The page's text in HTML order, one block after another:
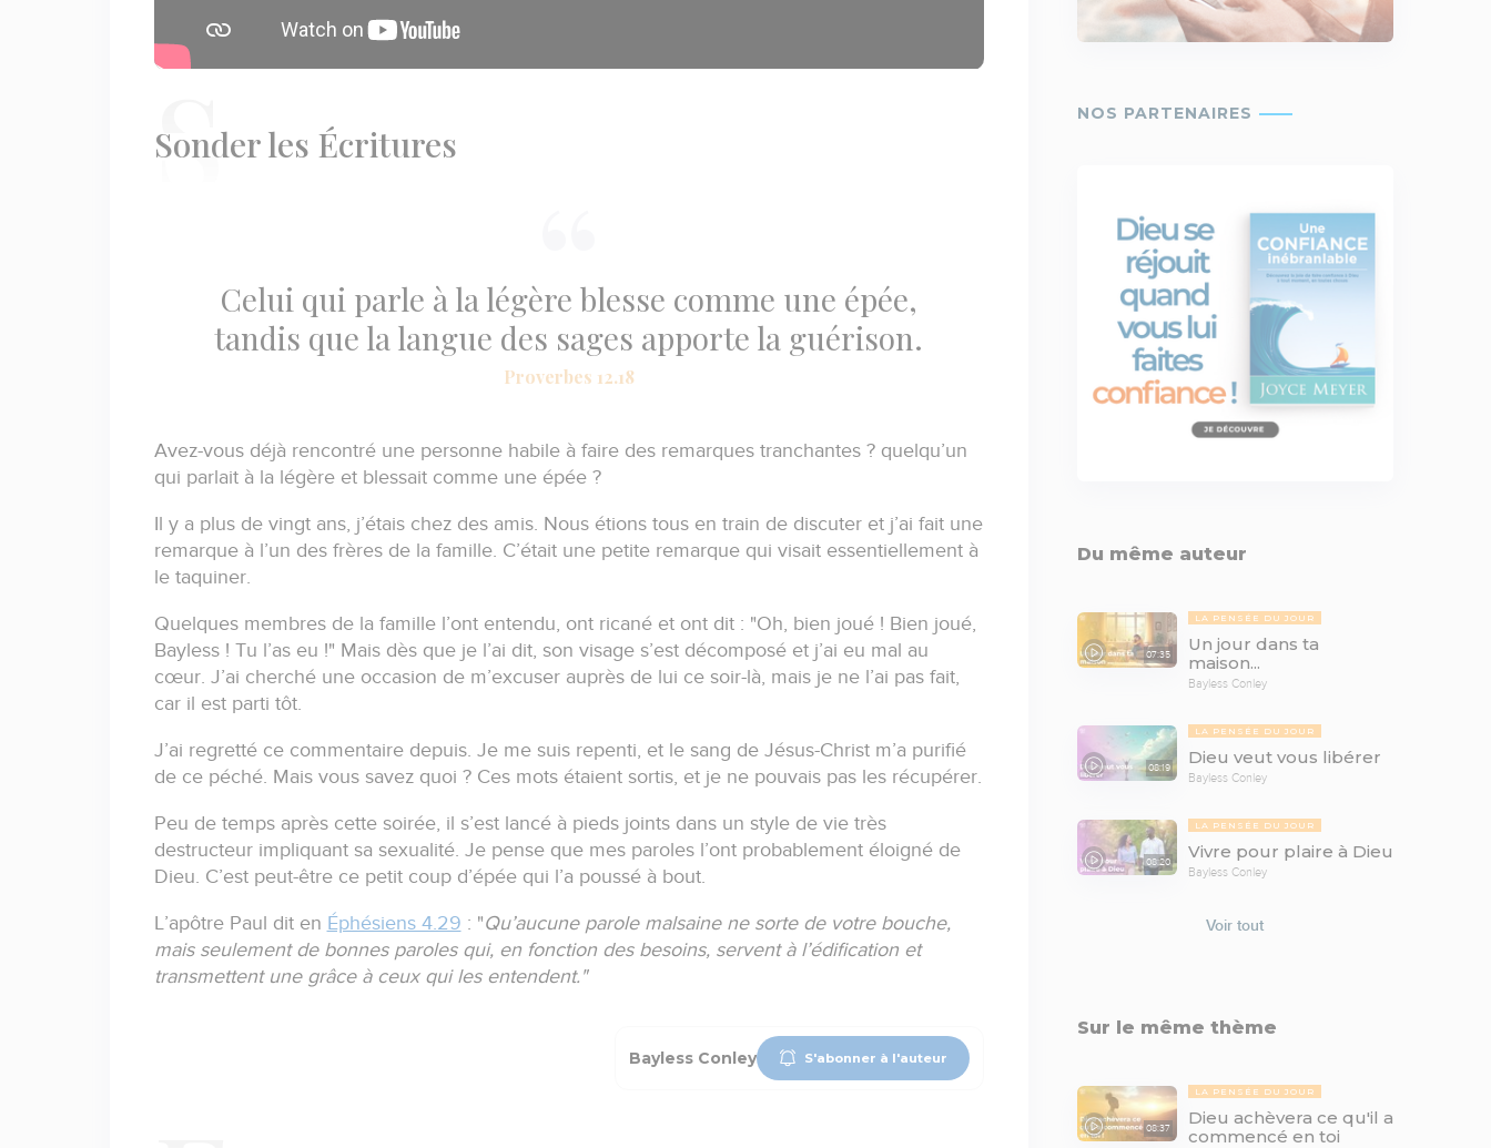
Sonder les Écritures
Celui qui parle à la légère blesse comme une épée,
tandis que la langue des sages apporte la guérison.
Proverbes 12.18
Avez-vous déjà rencontré une personne habile à faire des remarques tranchantes ? quelqu’un
qui parlait à la légère et blessait comme une épée ?
Il y a plus de vingt ans, j’étais chez des amis. Nous étions tous en train de discuter et j’ai fait une
remarque à l’un des frères de la famille. C’était une petite remarque qui visait essentiellement à
le taquiner.
Quelques membres de la famille l’ont entendu, ont ricané et ont dit : "Oh, bien joué ! Bien joué,
Bayless ! Tu l’as eu !" Mais dès que je l’ai dit, son visage s’est décomposé et j’ai eu mal au
cœur. J’ai cherché une occasion de m’excuser auprès de lui ce soir-là, mais je ne l’ai pas fait,
car il est parti tôt.
J’ai regretté ce commentaire depuis. Je me suis repenti, et le sang de Jésus-Christ m’a purifié
de ce péché. Mais vous savez quoi ? Ces mots étaient sortis, et je ne pouvais pas les récupérer.
Peu de temps après cette soirée, il s’est lancé à pieds joints dans un style de vie très
destructeur impliquant sa sexualité. Je pense que mes paroles l’ont probablement éloigné de
Dieu. C’est peut-être ce petit coup d’épée qui l’a poussé à bout.
L’apôtre Paul dit en Éphésiens 4.29 : "Qu’aucune parole malsaine ne sorte de votre bouche,
mais seulement de bonnes paroles qui, en fonction des besoins, servent à l’édification et
transmettent une grâce à ceux qui les entendent."
Bayless Conley S'abonner à l'auteur
Du même auteur
07:35
LA PENSÉE DU JOUR
Un jour dans ta
maison...
Bayless Conley
08:19
LA PENSÉE DU JOUR
Dieu veut vous libérer
Bayless Conley
08:20
LA PENSÉE DU JOUR
Vivre pour plaire à Dieu
Bayless Conley
Voir tout
Sur le même thème
08:37
LA PENSÉE DU JOUR
Dieu achèvera ce qu'il a
commencé en toi